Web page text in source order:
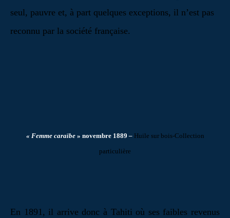
seul, pauvre et, à part quelques exceptions, il n’est pas
reconnu par la société française.
« Femme caraïbe » novembre 1889– Huile sur bois-Collection
particulière
En 1891, il arrive donc à Tahiti où ses faibles revenus